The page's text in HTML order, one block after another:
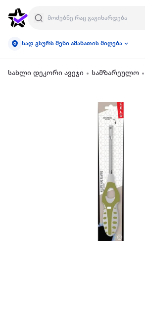
სად გსურს შენი ამანათის მიღება
სახლი დეკორი ავეჯი სამზარეულო